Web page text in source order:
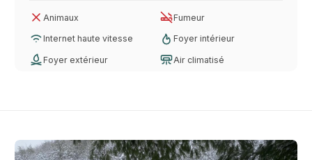
Animaux Fumeur
Internet haute vitesse Foyer intérieur
Foyer extérieur Air climatisé